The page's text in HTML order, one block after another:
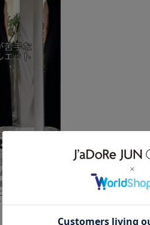
しくなるワン
なし3選！👗👗
タッチやUV